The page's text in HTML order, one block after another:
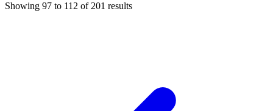
Showing 97 to 112 of 201 results